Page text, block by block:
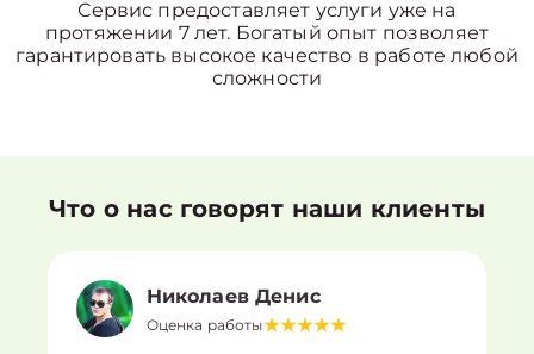
Сервис предоставляет услуги уже на
протяжении 7 лет. Богатый опыт позволяет
гарантировать высокое качество в работе любой
сложности
Что о нас говорят наши клиенты
Николаев Денис
Оценка работы